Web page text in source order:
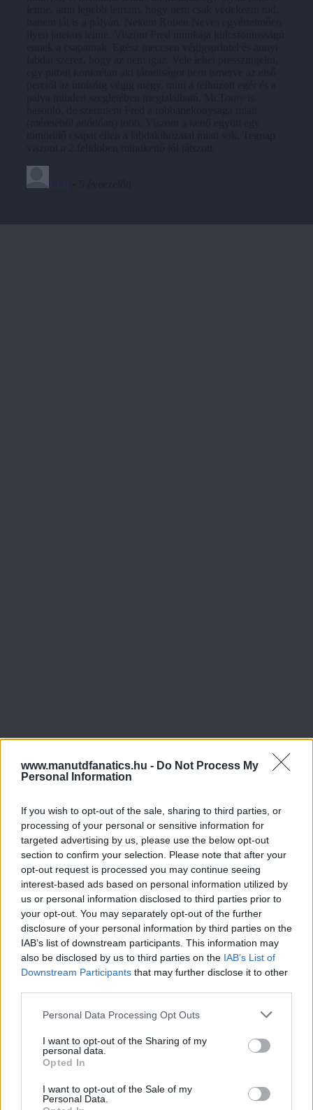
www.manutdfanatics.hu - Do Not Process My
Personal Information
If you wish to opt-out of the sale, sharing to third parties, or
processing of your personal or sensitive information for
targeted advertising by us, please use the below opt-out
section to confirm your selection. Please note that after your
opt-out request is processed you may continue seeing
interest-based ads based on personal information utilized by
us or personal information disclosed to third parties prior to
your opt-out. You may separately opt-out of the further
disclosure of your personal information by third parties on the
IAB’s list of downstream participants. This information may
also be disclosed by us to third parties on the IAB’s List of
Downstream Participants that may further disclose it to other
Please note that this website/app uses one or more Google
not limited to your visit or usage behaviour. You may click to
grant or deny consent to Google and its third-party tags to
use your data for below specified purposes in below Google
consent section.
Personal Data Processing Opt Outs
I want to opt-out of the Sharing of my
personal data.
Opted In
I want to opt-out of the Sale of my
Personal Data.